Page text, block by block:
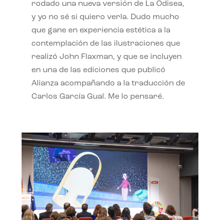
rodado una nueva versión de La Odisea,
y yo no sé si quiero verla. Dudo mucho
que gane en experiencia estética a la
contemplación de las ilustraciones que
realizó John Flaxman, y que se incluyen
en una de las ediciones que publicó
Alianza acompañando a la traducción de
Carlos García Gual. Me lo pensaré.